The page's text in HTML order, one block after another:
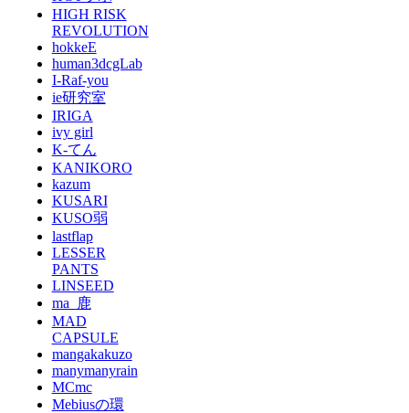
HIGH RISK
REVOLUTION
hokkeE
human3dcgLab
I-Raf-you
ie研究室
IRIGA
ivy girl
K-てん
KANIKORO
kazum
KUSARI
KUSO弱
lastflap
LESSER
PANTS
LINSEED
ma_鹿
MAD
CAPSULE
mangakakuzo
manymanyrain
MCmc
Mebiusの環